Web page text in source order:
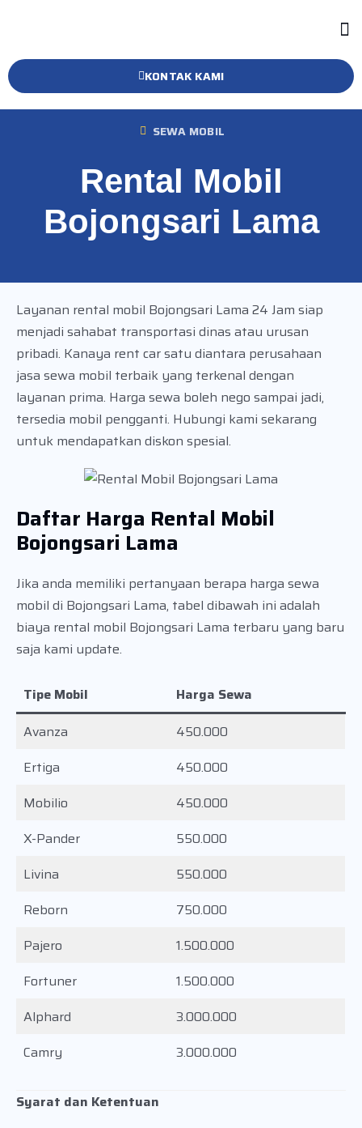
KONTAK KAMI
SEWA MOBIL
Rental Mobil
Bojongsari Lama
Layanan rental mobil Bojongsari Lama 24 Jam siap
menjadi sahabat transportasi dinas atau urusan
pribadi. Kanaya rent car satu diantara perusahaan
jasa sewa mobil terbaik yang terkenal dengan
layanan prima. Harga sewa boleh nego sampai jadi,
tersedia mobil pengganti. Hubungi kami sekarang
untuk mendapatkan diskon spesial.
Daftar Harga Rental Mobil
Bojongsari Lama
Jika anda memiliki pertanyaan berapa harga sewa
mobil di Bojongsari Lama, tabel dibawah ini adalah
biaya rental mobil Bojongsari Lama terbaru yang baru
saja kami update.
Tipe Mobil
Harga Sewa
Avanza
450.000
Ertiga
450.000
Mobilio
450.000
X-Pander
550.000
Livina
550.000
Reborn
750.000
Pajero
1.500.000
Fortuner
1.500.000
Alphard
3.000.000
Camry
3.000.000
Syarat dan Ketentuan